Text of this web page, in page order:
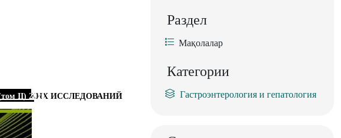
ИССЛЕДОВАНИЙ
II) 2021
Раздел
Мақолалар
Категории
Гастроэнтерология и гепатология